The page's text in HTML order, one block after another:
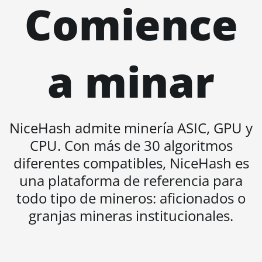
BITMAIN AntMiner
L11 (20Gh)
BITMAIN AntMiner
L11 Hyd. 6U (33Gh)
L11 Pro (21Gh)
BITMAIN AntMiner
L3 ++
BITMAIN AntMiner
L3+
BITMAIN AntMiner
Comience
a minar
NiceHash admite minería ASIC, GPU y
CPU. Con más de 30 algoritmos
diferentes compatibles, NiceHash es
una plataforma de referencia para
todo tipo de mineros: aficionados o
granjas mineras institucionales.